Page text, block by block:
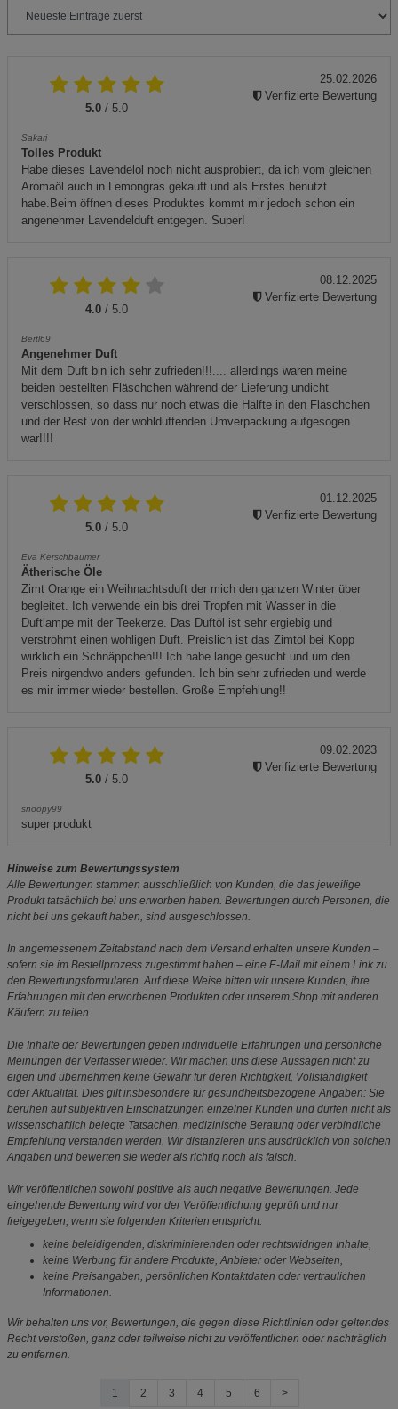
5.0 / 5.0
Sakari
Tolles Produkt
Habe dieses Lavendelöl noch nicht ausprobiert, da ich vom gleichen
Aromaöl auch in Lemongras gekauft und als Erstes benutzt
habe.Beim öffnen dieses Produktes kommt mir jedoch schon ein
angenehmer Lavendelduft entgegen. Super!
25.02.2026
Verifizierte Bewertung
4.0 / 5.0
Bertl69
Angenehmer Duft
Mit dem Duft bin ich sehr zufrieden!!!.... allerdings waren meine
beiden bestellten Fläschchen während der Lieferung undicht
verschlossen, so dass nur noch etwas die Hälfte in den Fläschchen
und der Rest von der wohlduftenden Umverpackung aufgesogen
war!!!!
08.12.2025
Verifizierte Bewertung
5.0 / 5.0
Eva Kerschbaumer
Ätherische Öle
Zimt Orange ein Weihnachtsduft der mich den ganzen Winter über
begleitet. Ich verwende ein bis drei Tropfen mit Wasser in die
Duftlampe mit der Teekerze. Das Duftöl ist sehr ergiebig und
verströhmt einen wohligen Duft. Preislich ist das Zimtöl bei Kopp
wirklich ein Schnäppchen!!! Ich habe lange gesucht und um den
Preis nirgendwo anders gefunden. Ich bin sehr zufrieden und werde
es mir immer wieder bestellen. Große Empfehlung!!
01.12.2025
Verifizierte Bewertung
5.0 / 5.0
snoopy99
super produkt
09.02.2023
Verifizierte Bewertung
Hinweise zum Bewertungssystem
Alle Bewertungen stammen ausschließlich von Kunden, die das jeweilige
Produkt tatsächlich bei uns erworben haben. Bewertungen durch Personen, die
nicht bei uns gekauft haben, sind ausgeschlossen.
In angemessenem Zeitabstand nach dem Versand erhalten unsere Kunden –
sofern sie im Bestellprozess zugestimmt haben – eine E-Mail mit einem Link zu
den Bewertungsformularen. Auf diese Weise bitten wir unsere Kunden, ihre
Erfahrungen mit den erworbenen Produkten oder unserem Shop mit anderen
Käufern zu teilen.
Die Inhalte der Bewertungen geben individuelle Erfahrungen und persönliche
Meinungen der Verfasser wieder. Wir machen uns diese Aussagen nicht zu
eigen und übernehmen keine Gewähr für deren Richtigkeit, Vollständigkeit
oder Aktualität. Dies gilt insbesondere für gesundheitsbezogene Angaben: Sie
beruhen auf subjektiven Einschätzungen einzelner Kunden und dürfen nicht als
wissenschaftlich belegte Tatsachen, medizinische Beratung oder verbindliche
Empfehlung verstanden werden. Wir distanzieren uns ausdrücklich von solchen
Angaben und bewerten sie weder als richtig noch als falsch.
Wir veröffentlichen sowohl positive als auch negative Bewertungen. Jede
eingehende Bewertung wird vor der Veröffentlichung geprüft und nur
freigegeben, wenn sie folgenden Kriterien entspricht:
keine beleidigenden, diskriminierenden oder rechtswidrigen Inhalte,
keine Werbung für andere Produkte, Anbieter oder Webseiten,
keine Preisangaben, persönlichen Kontaktdaten oder vertraulichen
Informationen.
Wir behalten uns vor, Bewertungen, die gegen diese Richtlinien oder geltendes
Recht verstoßen, ganz oder teilweise nicht zu veröffentlichen oder nachträglich
zu entfernen.
1 2 3 4 5 6 >